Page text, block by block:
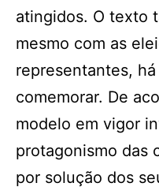
atingidos. O texto
mesmo com as
representantes,
comemorar. De
modelo em vigor
protagonismo das
por solução dos